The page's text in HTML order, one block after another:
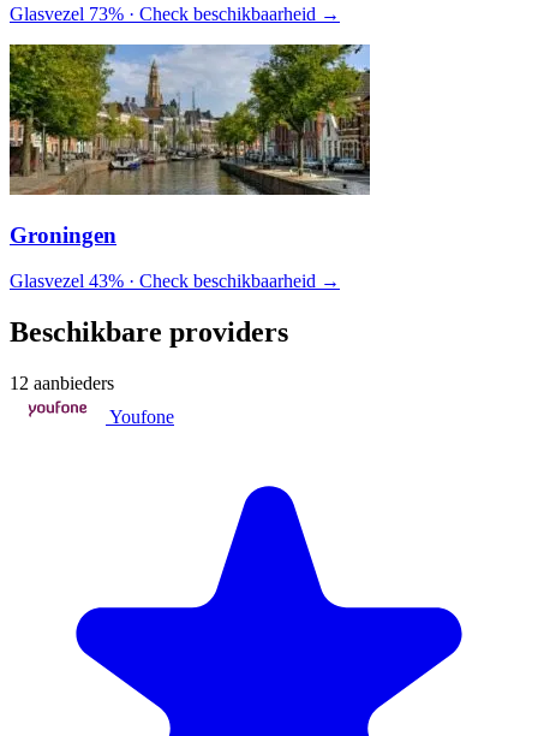
Glasvezel 73% · Check beschikbaarheid →
Groningen
Glasvezel 43% · Check beschikbaarheid →
Beschikbare providers
12 aanbieders
Youfone